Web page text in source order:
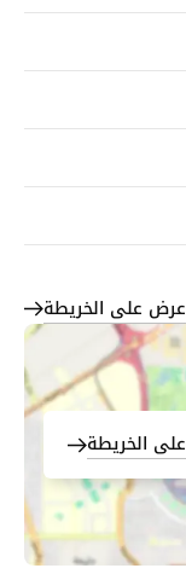
عرض على الخريطة
الخريطة